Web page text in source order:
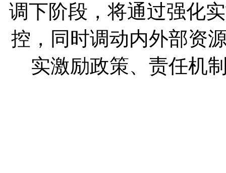
调下阶段，将通过强化
控，同时调动内外部资
实激励政策、责任机